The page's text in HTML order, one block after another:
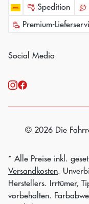
Spedition
Premium-
Social Media
© 2026 Die
* Alle Preise inkl.
Versandkosten.
Herstellers. Irrtümer,
vorbehalten.